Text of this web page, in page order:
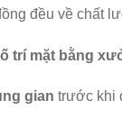
đều về chất
trí mặt bằng
gian trước khi